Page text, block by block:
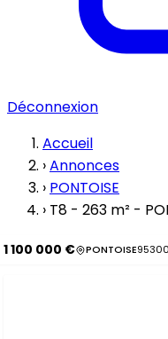
Déconnexion
Accueil
›Annonces
› PONTOISE
› T8 - 263 m² -
1 100 000 € PONTOISE95300